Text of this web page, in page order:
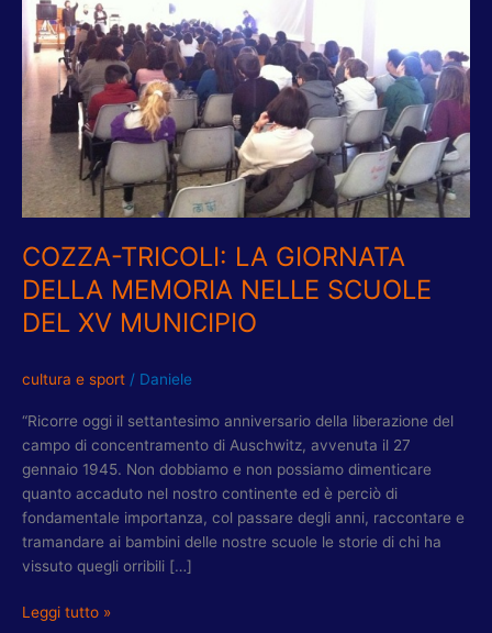
COZZA-TRICOLI: LA GIORNATA
DELLA MEMORIA NELLE SCUOLE
DEL XV MUNICIPIO
cultura e sport / Daniele
“Ricorre oggi il settantesimo anniversario della liberazione del
campo di concentramento di Auschwitz, avvenuta il 27
gennaio 1945. Non dobbiamo e non possiamo dimenticare
quanto accaduto nel nostro continente ed è perciò di
fondamentale importanza, col passare degli anni, raccontare e
tramandare ai bambini delle nostre scuole le storie di chi ha
vissuto quegli orribili […]
MEMORIA
NELLE
SCUOLE
MUNICIPIO
Leggi tutto »